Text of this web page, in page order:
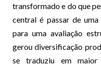
transformado e do que
central é passar de
para uma avaliação
gerou diversificação
se traduziu em maior